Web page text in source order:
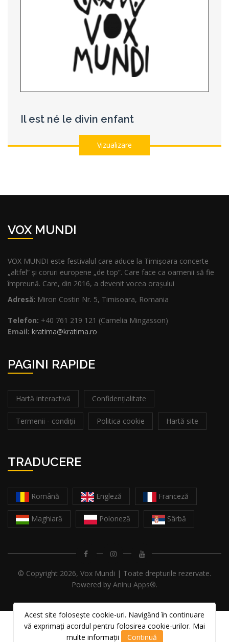
Il est né le divin enfant
Vizualizare
VOX MUNDI
VOX MUNDI este festivalul care aduce la Timișoara concerte
„altfel” și coruri europene „de top”. Care face ca oamenii să fie
împreună. Care, din 2016, a devenit vocea orașului
Adresă: Miron Costin Nr. 5, Timisoara, Romania
Telefon: +40 761 219 121 (Camelia Mingasson)
Email: kratima@kratima.ro
PAGINI RAPIDE
Hartă interactivă Confidențialitate
Termenii - condiții Politica cookie Hartă site
TRADUCERE
Română Engleză Franceză
Maghiară Poloneză Sârbă
© Copyright 2026, Vox Mundi | Toate drepturile rezervate.
Powered by Aninu Apps®.
Acest site folosește cookie-uri. Navigănd în continuare
vă exprimați acordul pentru folosirea cookie-urilor. Mai
multe informații
Continuă